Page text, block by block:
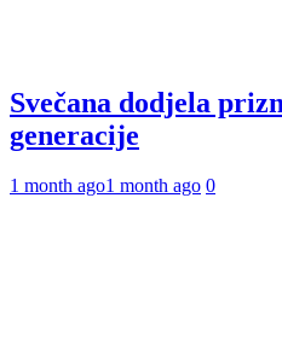
Svečana dodjela
generacije
1 month ago1 month ago 0